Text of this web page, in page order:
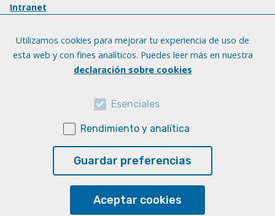
Intranet
Utilizamos cookies para mejorar tu experiencia de uso de
esta web y con fines analíticos. Puedes leer más en nuestra
declaración sobre cookies
Esenciales
Rendimiento y analítica
Guardar preferencias
Aceptar cookies